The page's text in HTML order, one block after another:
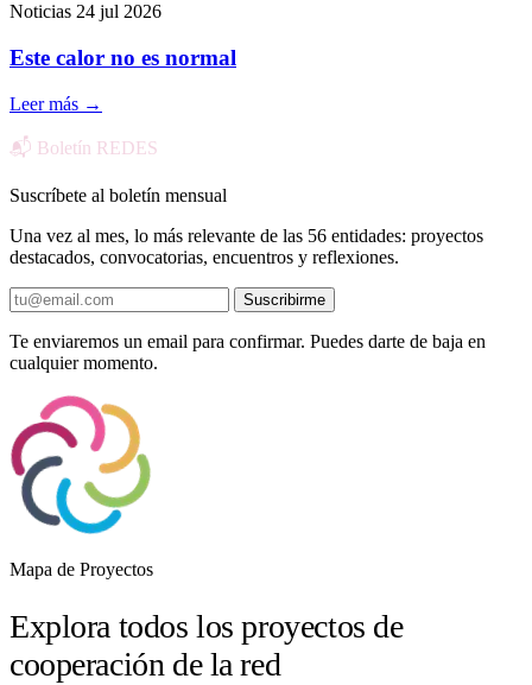
Noticias 24 jul 2026
Este calor no es normal
Leer más →
📬 Boletín REDES
Suscríbete al boletín mensual
Una vez al mes, lo más relevante de las 56 entidades: proyectos
destacados, convocatorias, encuentros y reflexiones.
Suscribirme
Te enviaremos un email para confirmar. Puedes darte de baja en
cualquier momento.
Mapa de Proyectos
Explora todos los proyectos de
cooperación de la red